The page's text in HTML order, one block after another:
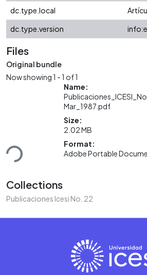
dc.type.local
dc.type.version
Files
Original bundle
Now showing1 - 1 of 1
Name:
Mar_1987.pdf
Size:
2.02 MB
Format:
Adobe Portable
Collections
Publicaciones Icesi No. 22